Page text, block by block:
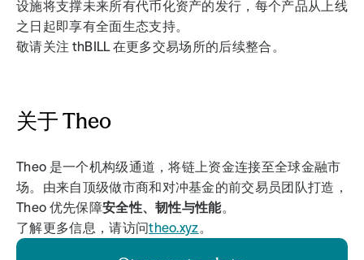
设施将支撑未来所有代币化资产的发行，每个产品从上线
之日起即享有全面生态支持。
敬请关注 thBILL 在更多交易场所的后续整合。
关于 Theo
Theo 是一个机构级通道，将链上资金连接至全球金融市
场。由来自顶级做市商和对冲基金的前交易员团队打造，
Theo 优先保障安全性、韧性与性能。
了解更多信息，请访问theo.xyz。